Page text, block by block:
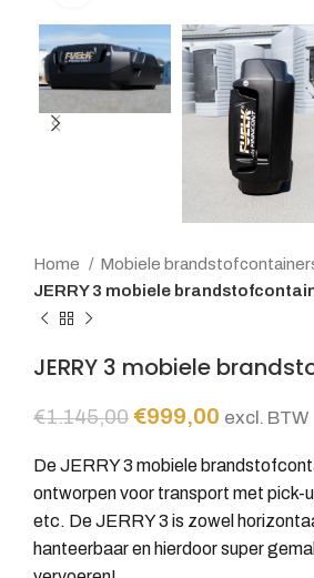
Home
Mobiele
JERRY 3 mobiele
JERRY 3 mobiele
€1.145,00 Oorspronkelijke
was:
€1.145,00.
€999,00 Huidige
is:
€999,00.
excl. BTW
De JERRY 3 mobiele
ontworpen voor transport met pick-
etc. De JERRY 3 is zowel
hanteerbaar en hierdoor super